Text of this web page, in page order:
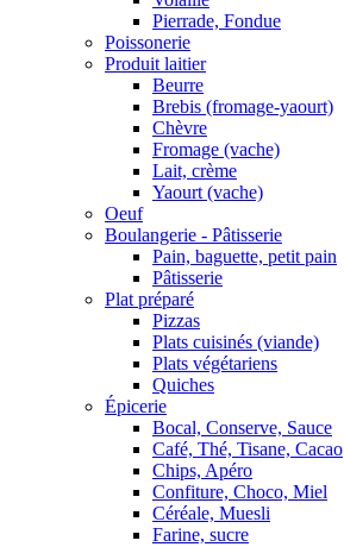
Pierrade, Fondue
Poissonerie
Produit laitier
Beurre
Brebis (fromage-yaourt)
Chèvre
Fromage (vache)
Lait, crème
Yaourt (vache)
Oeuf
Boulangerie - Pâtisserie
Pain, baguette, petit pain
Pâtisserie
Plat préparé
Pizzas
Plats cuisinés (viande)
Plats végétariens
Quiches
Épicerie
Bocal, Conserve, Sauce
Café, Thé, Tisane, Cacao
Chips, Apéro
Confiture, Choco, Miel
Céréale, Muesli
Farine, sucre